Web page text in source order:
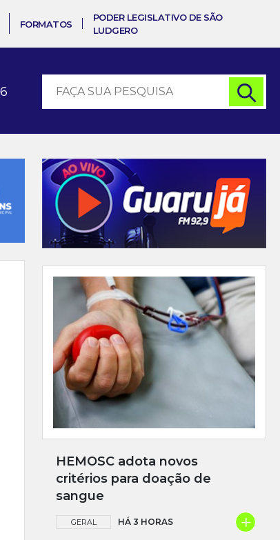
FORMATOS
PODER LEGISLATIVO DE SÃO
LUDGERO
HEMOSC adota novos
critérios para doação de
sangue
GERAL HÁ 3 HORAS +